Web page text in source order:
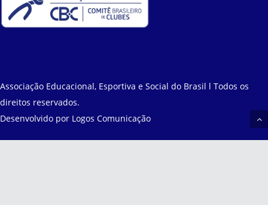
Associação Educacional, Esportiva e Social do Brasil l Todos os
direitos reservados.
Desenvolvido por Logos Comunicação